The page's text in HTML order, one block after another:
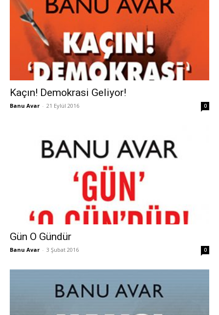
Kaçın! Demokrasi Geliyor!
Banu Avar - 21 Eylül 2016 0
Gün O Gündür
Banu Avar - 3 Şubat 2016 0